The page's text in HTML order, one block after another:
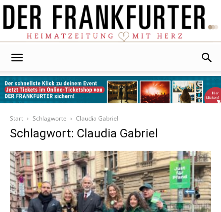
Start
Schlagworte Claudia Gabriel
Schlagwort: Claudia Gabriel